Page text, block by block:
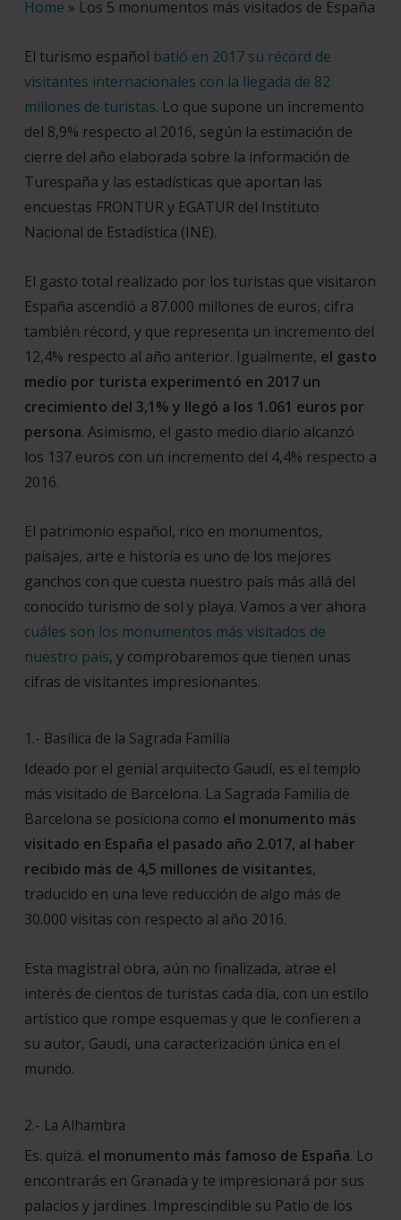
Home » Los 5 monumentos más visitados de España
El turismo español batió en 2017 su récord de
visitantes internacionales con la llegada de 82
millones de turistas. Lo que supone un incremento
del 8,9% respecto al 2016, según la estimación de
cierre del año elaborada sobre la información de
Turespaña y las estadísticas que aportan las
encuestas FRONTUR y EGATUR del Instituto
Nacional de Estadística (INE).
El gasto total realizado por los turistas que visitaron
España ascendió a 87.000 millones de euros, cifra
también récord, y que representa un incremento del
12,4% respecto al año anterior. Igualmente, el gasto
medio por turista experimentó en 2017 un
crecimiento del 3,1% y llegó a los 1.061 euros por
persona. Asimismo, el gasto medio diario alcanzó
los 137 euros con un incremento del 4,4% respecto a
2016.
El patrimonio español, rico en monumentos,
paisajes, arte e historia es uno de los mejores
ganchos con que cuesta nuestro país más allá del
conocido turismo de sol y playa. Vamos a ver ahora
cuáles son los monumentos más visitados de
nuestro país, y comprobaremos que tienen unas
cifras de visitantes impresionantes.
1.- Basílica de la Sagrada Familia
Ideado por el genial arquitecto Gaudí, es el templo
más visitado de Barcelona. La Sagrada Familia de
Barcelona se posiciona como el monumento más
visitado en España el pasado año 2.017, al haber
recibido más de 4,5 millones de visitantes,
traducido en una leve reducción de algo más de
30.000 visitas con respecto al año 2016.
Esta magistral obra, aún no finalizada, atrae el
interés de cientos de turistas cada día, con un estilo
artístico que rompe esquemas y que le confieren a
su autor, Gaudí, una caracterización única en el
mundo.
2.- La Alhambra
Es. quizá. el monumento más famoso de España. Lo
encontrarás en Granada y te impresionará por sus
palacios y jardines. Imprescindible su Patio de los